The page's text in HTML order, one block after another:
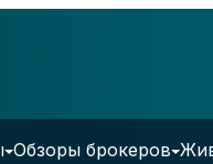
Обзоры брокеров